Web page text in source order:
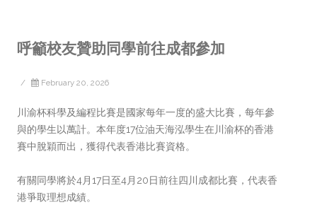
呼籲校友贊助同學前往成都參加
/ February 20, 2026
川渝杯科學及編程比賽是國家每年一度的盛大比賽，每年參
與的學生以萬計。本年度17位油天海泓學生在川渝杯的香港
賽中脫穎而出，獲得代表香港比賽資格。
有關同學將於4月17日至4月20日前往四川成都比賽，代表香
港爭取理想成績。